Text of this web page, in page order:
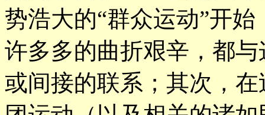
势浩大的“群众运动”开
许多多的曲折艰辛，都
或间接的联系；其次，